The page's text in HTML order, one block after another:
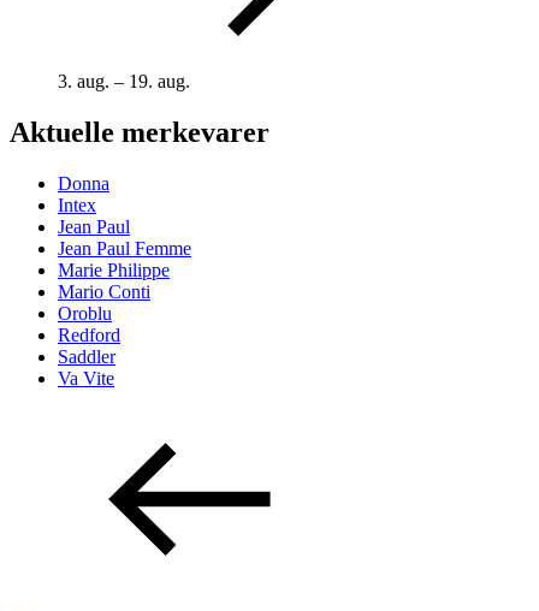
3. aug. – 19. aug.
Aktuelle merkevarer
Donna
Intex
Jean Paul
Jean Paul Femme
Marie Philippe
Mario Conti
Oroblu
Redford
Saddler
Va Vite